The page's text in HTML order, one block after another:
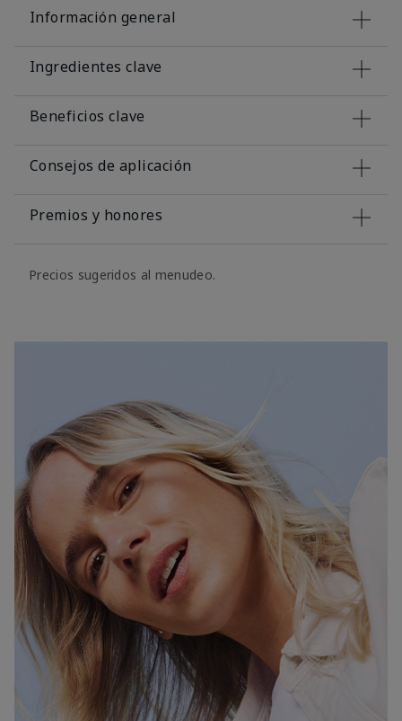
Información general
Ingredientes clave
Beneficios clave
Consejos de aplicación
Premios y honores
Precios sugeridos al menudeo.